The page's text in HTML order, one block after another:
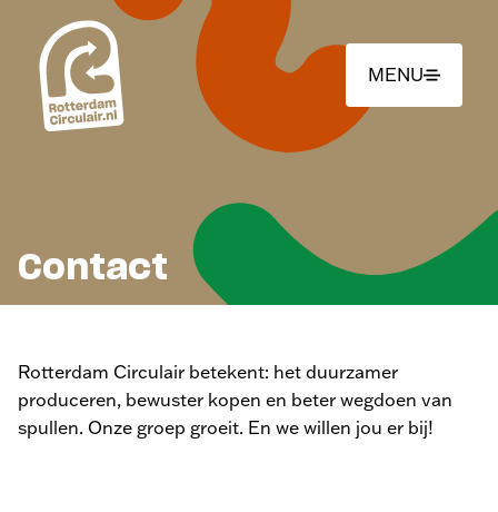
hoofdinhoud
MENU
Contact
Rotterdam Circulair betekent: het duurzamer
produceren, bewuster kopen en beter wegdoen van
spullen. Onze groep groeit. En we willen jou er bij!